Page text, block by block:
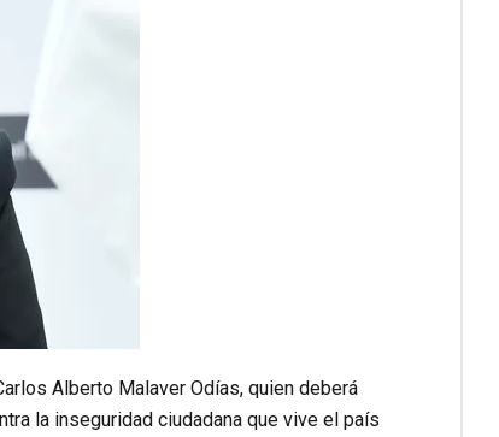
Alberto Malaver Odías, quien deberá
la inseguridad ciudadana que vive el país